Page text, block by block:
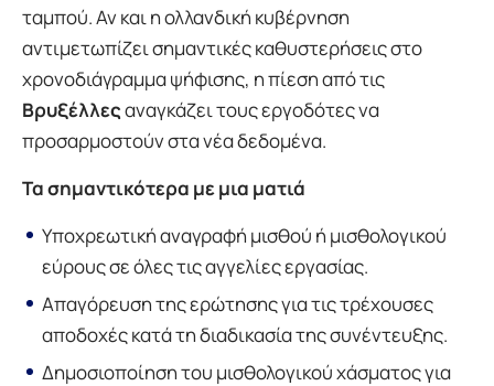
ταμπού. Αν και η ολλανδική κυβέρνηση
αντιμετωπίζει σημαντικές καθυστερήσεις στο
χρονοδιάγραμμα ψήφισης, η πίεση από τις
Βρυξέλλεςαναγκάζει τους εργοδότες να
προσαρμοστούν στα νέα δεδομένα.
Τα σημαντικότερα με μια ματιά
Υποχρεωτική αναγραφή μισθού ή μισθολογικού
εύρους σε όλες τις αγγελίες εργασίας.
Απαγόρευση της ερώτησης για τις τρέχουσες
αποδοχές κατά τη διαδικασία της συνέντευξης.
Δημοσιοποίηση του μισθολογικού χάσματος για